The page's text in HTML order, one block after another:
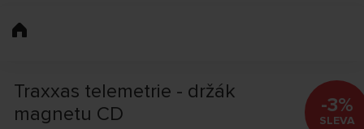
Traxxas telemetrie - držák
magnetu CD
-3%
SLEVA